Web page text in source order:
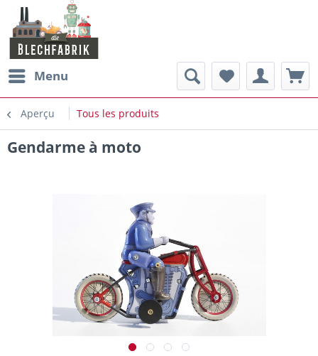
Menu
Aperçu Tous les produits
Gendarme à moto